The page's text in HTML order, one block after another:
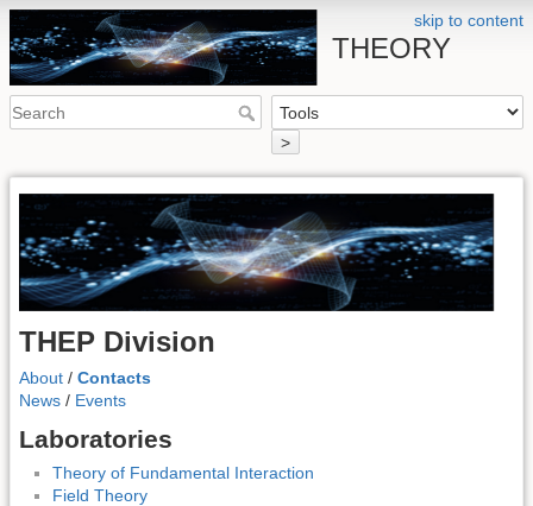
skip to content
THEORY
>
THEP Division
About / Contacts
News / Events
Laboratories
Theory of Fundamental Interaction
Field Theory